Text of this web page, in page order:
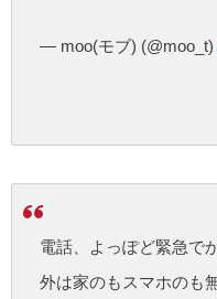
— moo(モブ) (@moo_t)
電話、よっぽど緊急で
外は家のもスマホのも